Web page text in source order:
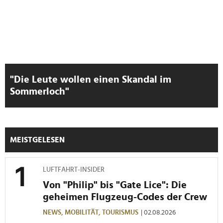
"Die Leute wollen einen Skandal im
Sommerloch"
MEISTGELESEN
LUFTFAHRT-INSIDER
Von "Philip" bis "Gate Lice": Die
geheimen Flugzeug-Codes der Crew
NEWS, MOBILITÄT, TOURISMUS | 02.08.2026